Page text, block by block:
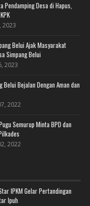
Pendamping Desa di Hapus,
2023
Belui Ajak Masyarakat
Simpang Belui
2023
Bejalan Dengan Aman dan
2022
Semurup Minta BPD dan
2022
IPKM Gelar Pertandingan
Ipuh